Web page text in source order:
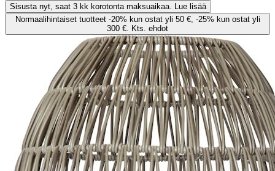
Sisusta nyt, saat 3 kk korotonta maksuaikaa. Lue lisää
Normaalihintaiset tuotteet -20% kun ostat yli 50 €, -25% kun ostat yli
300 €. Kts. ehdot